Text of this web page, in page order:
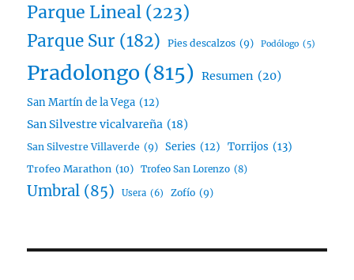
Parque Lineal (223)
Parque Sur (182) Pies descalzos (9) Podólogo (5)
Pradolongo(815) Resumen (20)
San Martín de la Vega (12)
San Silvestre vicalvareña (18)
San Silvestre Villaverde (9) Series (12) Torrijos (13)
Trofeo Marathon (10) Trofeo San Lorenzo (8)
Umbral (85) Usera (6) Zofío (9)